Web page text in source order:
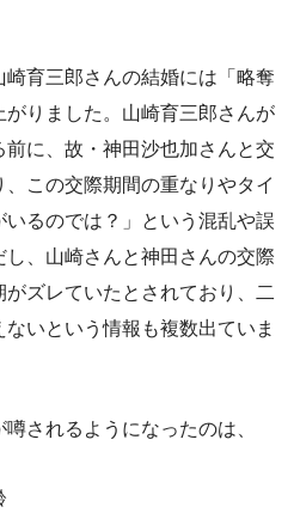
崎育三郎さんの結婚には「略奪
りました。山崎育三郎さんが
に、故・神田沙也加さんと交
この交際期間の重なりやタイ
いるのでは？」という混乱や誤
、山崎さんと神田さんの交際
ズレていたとされており、二
いという情報も複数出ていま
されるようになったのは、